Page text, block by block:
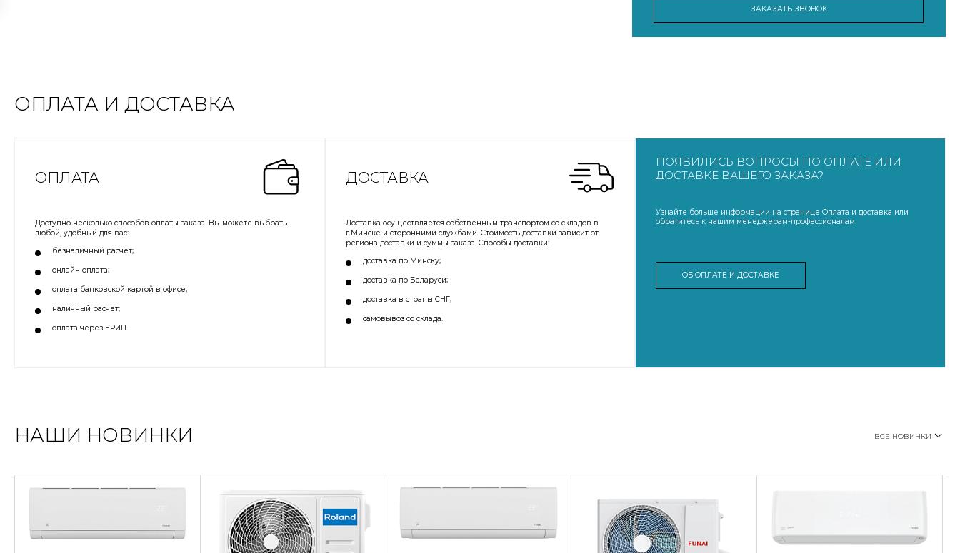
ЗАКАЗАТЬ ЗВОНОК
ОПЛАТА И ДОСТАВКА
ОПЛАТА
Доступно несколько способов оплаты заказа. Вы можете выбрать
любой, удобный для вас:
безналичный расчет;
онлайн оплата;
оплата банковской картой в офисе;
наличный расчет;
оплата через ЕРИП.
ДОСТАВКА
Доставка осуществляется собственным транспортом со складов в
г.Минске и сторонними службами. Стоимость доставки зависит от
региона доставки и суммы заказа. Способы доставки:
доставка по Минску;
доставка по Беларуси;
доставка в страны СНГ;
самовывоз со склада.
ПОЯВИЛИСЬ ВОПРОСЫ ПО ОПЛАТЕ ИЛИ
ДОСТАВКЕ ВАШЕГО ЗАКАЗА?
Узнайте больше информации на странице Оплата и доставка или
обратитесь к нашим менеджерам-профессионалам
ОБ ОПЛАТЕ И ДОСТАВКЕ
НАШИ НОВИНКИ ВСЕ НОВИНКИ